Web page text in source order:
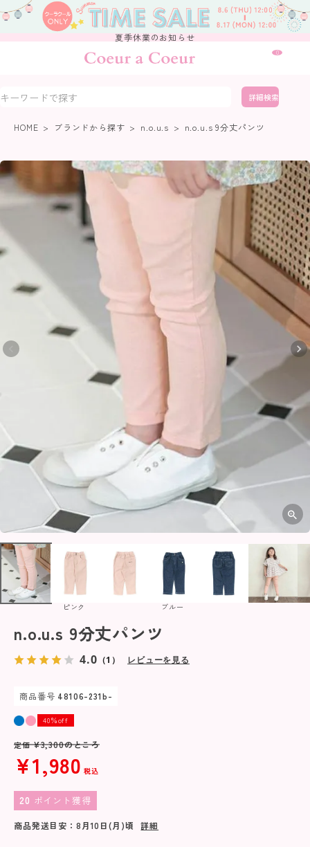
夏季休業のお知らせ
0
詳細検索
HOME ブランドから探す n.o.u.s n.o.u.s 9分丈パンツ
ピンク ブルー
n.o.u.s 9分丈パンツ
4.0 （1） レビューを見る
商品番号 48106-231b-
40％off
定価 ¥3,300のところ
¥1,980 税込
20 ポイント獲得
商品発送目安： 8月10日(月)頃 詳細